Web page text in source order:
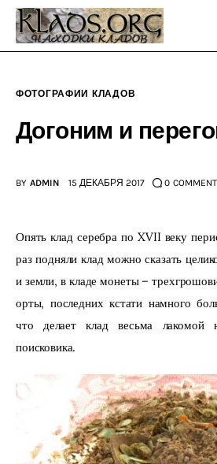
Контакт
ФОТОГРАФИИ КЛАДОВ
Догоним и
BY ADMIN 15 ДЕКАБРЯ 2017 0
Опять клад серебра по XVII веку
раз подняли клад можно сказать
и земли, в кладе монеты –
орты, последних кстати намного
что делает клад весьма лакомой
поисковика.